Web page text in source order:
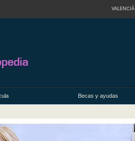
VALENCIÀ
Becas y ayudas